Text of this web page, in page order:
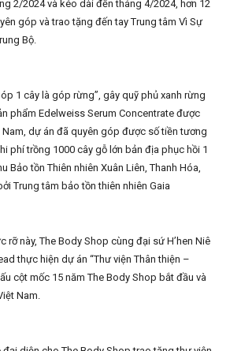
2/2024 và kéo dài đến tháng 4/2024, hơn 12
góp và trao tặng đến tay Trung tâm Vì Sự
Bộ.
1 cây là góp rừng”, gây quỹ phủ xanh rừng
phẩm Edelweiss Serum Concentrate được
Nam, dự án đã quyên góp được số tiền tương
phí trồng 1000 cây gỗ lớn bản địa phục hồi 1
Bảo tồn Thiên nhiên Xuân Liên, Thanh Hóa,
Trung tâm bảo tồn thiên nhiên Gaia
rỡ này, The Body Shop cùng đại sứ H’hen Niê
thực hiện dự án “Thư viện Thân thiện –
cột mốc 15 năm The Body Shop bắt đầu và
Nam.